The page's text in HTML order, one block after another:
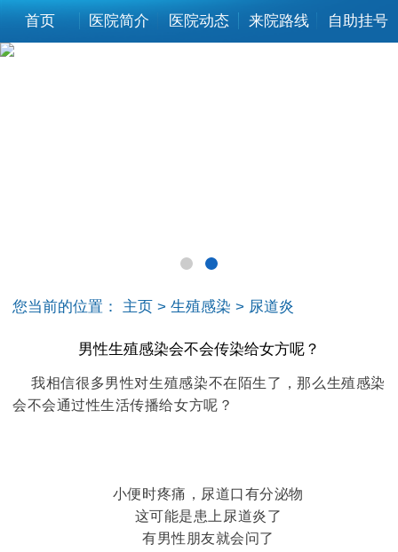
首页 医院简介 医院动态 来院路线 自助挂号
您当前的位置： 主页 > 生殖感染 > 尿道炎
男性生殖感染会不会传染给女方呢？
我相信很多男性对生殖感染不在陌生了，那么生殖感染
会不会通过性生活传播给女方呢？
小便时疼痛，尿道口有分泌物
这可能是患上尿道炎了
有男性朋友就会问了